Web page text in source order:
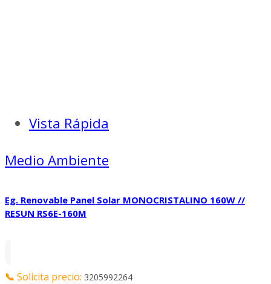
Vista Rápida
Medio Ambiente
Eg. Renovable Panel Solar MONOCRISTALINO 160W //
RESUN RS6E-160M
📞 Solicita precio: 3205992264